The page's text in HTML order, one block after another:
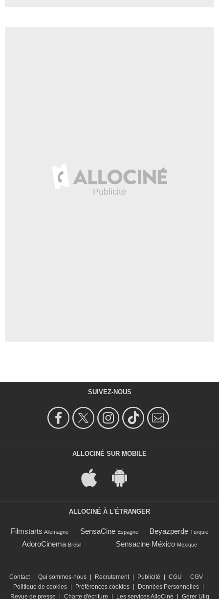
SUIVEZ-NOUS
ALLOCINÉ SUR MOBILE
ALLOCINÉ À L'ÉTRANGER
Filmstarts Allemagne SensaCine Espagne Beyazperde Turquie
AdoroCinema Brésil Sensacine México Mexique
Contact Qui sommes-nous Recrutement Publicité CGU CGV
Politique de cookies
Préférences cookies Données Personnelles
Revue de presse
Charte d'écriture Les services AlloCiné Gérer Utiq